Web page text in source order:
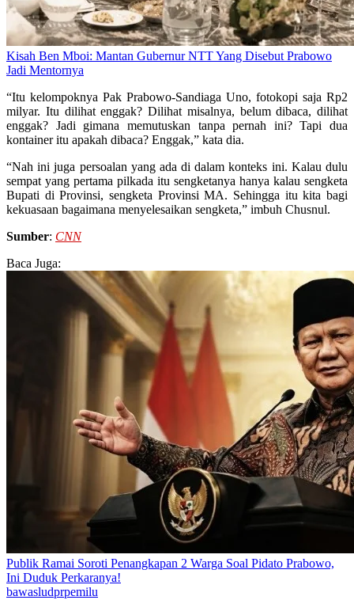
Kisah Ben Mboi: Mantan Gubernur NTT Yang Disebut Prabowo
Jadi Mentornya
“Itu kelompoknya Pak Prabowo-Sandiaga Uno, fotokopi saja Rp2
milyar. Itu dilihat enggak? Dilihat misalnya, belum dibaca, dilihat
enggak? Jadi gimana memutuskan tanpa pernah ini? Tapi dua
kontainer itu apakah dibaca? Enggak,” kata dia.
“Nah ini juga persoalan yang ada di dalam konteks ini. Kalau dulu
sempat yang pertama pilkada itu sengketanya hanya kalau sengketa
Bupati di Provinsi, sengketa Provinsi MA. Sehingga itu kita bagi
kekuasaan bagaimana menyelesaikan sengketa,” imbuh Chusnul.
Sumber: CNN
Baca Juga:
Publik Ramai Soroti Penangkapan 2 Warga Soal Pidato Prabowo,
Ini Duduk Perkaranya!
bawasludprpemilu